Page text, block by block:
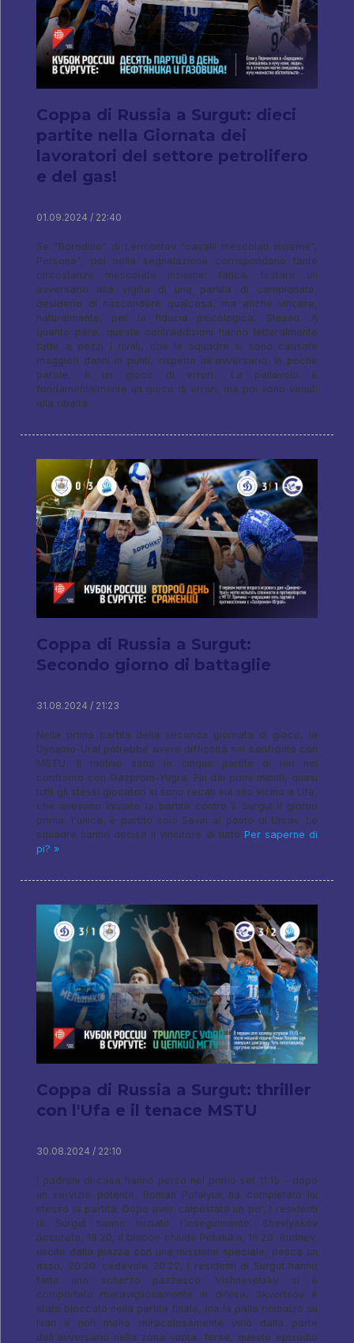
Coppa di Russia a Surgut: dieci
partite nella Giornata dei
lavoratori del settore petrolifero
e del gas!
01.09.2024 / 22:40
Se “Borodino” di Lermontov “cavalli mescolati insieme”,
Persone", poi nella segnalazione corrispondono tante
circostanze mescolate insieme: fatica, testare un
avversario alla vigilia di una partita di campionato,
desiderio di nascondere qualcosa, ma anche vincere,
naturalmente, per la fiducia psicologica, Stesso. A
quanto pare, queste contraddizioni hanno letteralmente
fatto a pezzi i rivali, che le squadre si sono causate
maggiori danni in punti, rispetto all'avversario. In poche
parole, è un gioco di errori.. La pallavolo è
fondamentalmente un gioco di errori, ma poi sono venuti
alla ribalta.
Coppa di Russia a Surgut:
Secondo giorno di battaglie
31.08.2024 / 21:23
Nella prima partita della seconda giornata di gioco, la
Dynamo-Ural potrebbe avere difficoltà nel confronto con
MSTU. Il motivo sono le cinque partite di ieri nel
confronto con Gazprom-Yugra. Fin dai primi minuti, quasi
tutti gli stessi giocatori si sono recati sul sito vicino a Ufa,
che avevano iniziato la partita contro il Surgut il giorno
prima. l'unica, è partito solo Savin al posto di Ursov. Le
squadre hanno deciso il vincitore di tutto Per saperne di
pi? »
Coppa di Russia a Surgut: thriller
con l'Ufa e il tenace MSTU
30.08.2024 / 22:10
I padroni di casa hanno perso nel primo set 11:15 – dopo
un servizio potente, Roman Potalyuk ha completato lui
stesso la partita. Dopo aver calpestato un po', I residenti
di Surgut hanno iniziato l'inseguimento: Shevlyakov
accurato, 18:20, il blocco chiude Potaluka, 19:20, Rudnev,
uscito dalla piazza con una missione speciale, pesca un
asso, 20:20. cedevole 20:22, I residenti di Surgut hanno
fatto uno scherzo pazzesco: Vishnevetsky si è
comportato meravigliosamente in difesa, Skvortsov è
stato bloccato nella partita finale, ma la palla rimbalzò su
Ivan e non meno miracolosamente volò dalla parte
dell'avversario nella zona vuota. forse, questo episodio